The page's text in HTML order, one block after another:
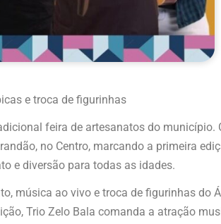
e troca de figurinhas
feira de artesanatos do município.
no Centro, marcando a primeira
e diversão para todas as idades.
música ao vivo e troca de figurinhas do
Trio Zelo Bala comanda a atração